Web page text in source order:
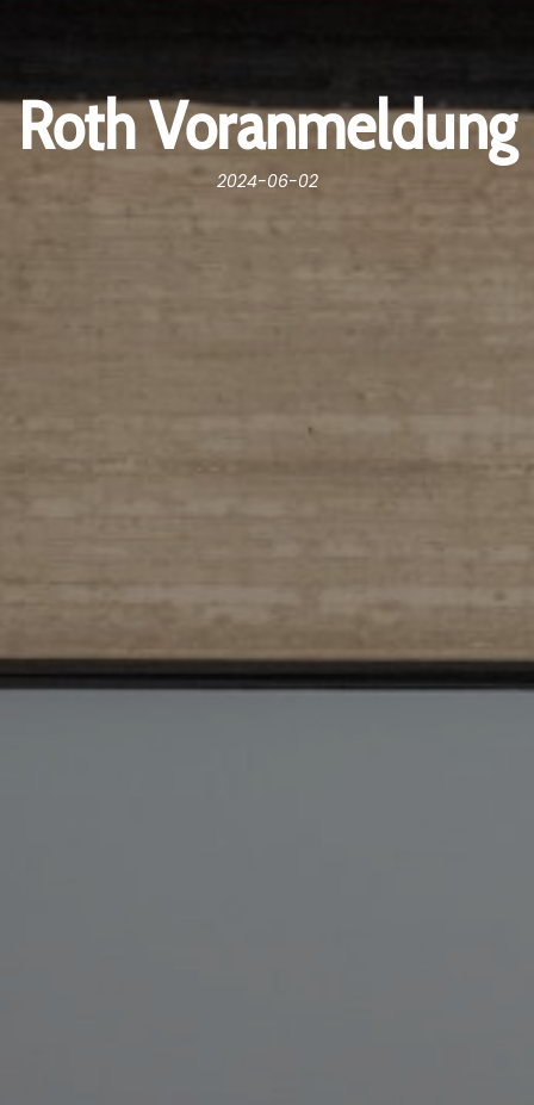
Roth Voranmeldung
2024-06-02